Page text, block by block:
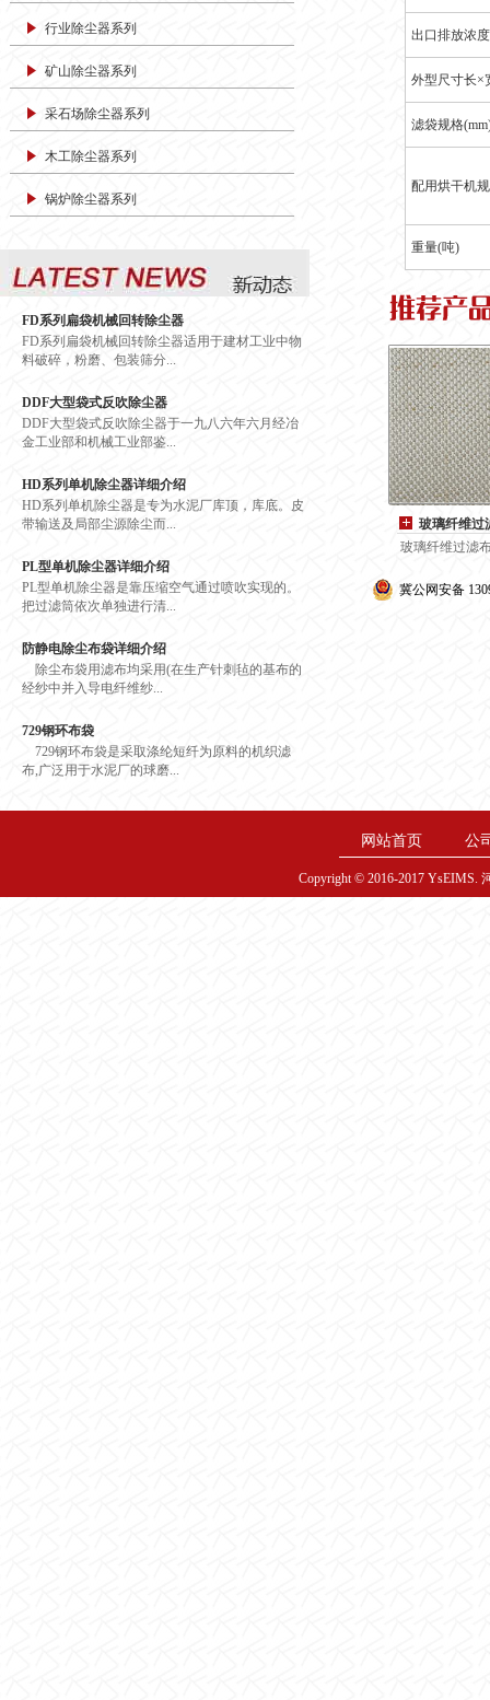
行业除尘器系列
矿山除尘器系列
采石场除尘器系列
木工除尘器系列
锅炉除尘器系列
FD系列扁袋机械回转除尘器
FD系列扁袋机械回转除尘器适用于建材工业中物
料破碎，粉磨、包装筛分...
DDF大型袋式反吹除尘器
DDF大型袋式反吹除尘器于一九八六年六月经冶
金工业部和机械工业部鉴...
HD系列单机除尘器详细介绍
HD系列单机除尘器是专为水泥厂库顶，库底。皮
带输送及局部尘源除尘而...
PL型单机除尘器详细介绍
PL型单机除尘器是靠压缩空气通过喷吹实现的。
把过滤筒依次单独进行清...
防静电除尘布袋详细介绍
除尘布袋用滤布均采用(在生产针刺毡的基布的
经纱中并入导电纤维纱...
729钢环布袋
729钢环布袋是采取涤纶短纤为原料的机织滤
布,广泛用于水泥厂的球磨...
出口排放浓
外型尺寸长×
滤袋规格
配用烘干机
重量(吨)
玻璃纤维过
玻璃纤维过滤
网站首页 公
Copyright © 2016-2017
冀公网安备